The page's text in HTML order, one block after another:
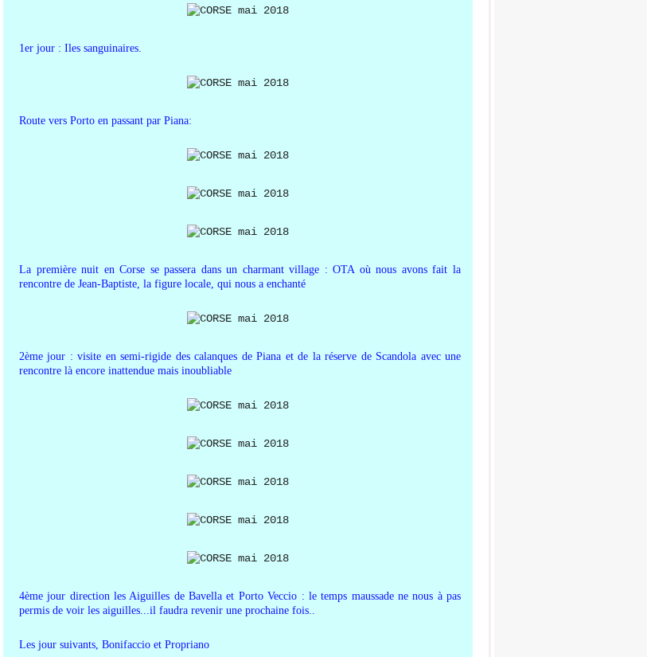
1er jour : Iles sanguinaires.
Route vers Porto en passant par Piana:
La première nuit en Corse se passera dans un charmant village : OTA où nous avons fait la
rencontre de Jean-Baptiste, la figure locale, qui nous a enchanté
2ème jour : visite en semi-rigide des calanques de Piana et de la réserve de Scandola avec une
rencontre là encore inattendue mais inoubliable
4ème jour direction les Aiguilles de Bavella et Porto Veccio : le temps maussade ne nous à pas
permis de voir les aiguilles...il faudra revenir une prochaine fois..
Les jour suivants, Bonifaccio et Propriano